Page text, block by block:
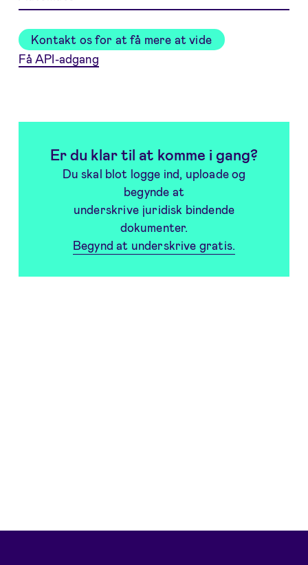
Kontakt os for at få mere at vide
Få API-adgang
Er du klar til at komme i gang?
Du skal blot logge ind, uploade og
begynde at
underskrive juridisk bindende
dokumenter.
Begynd at underskrive gratis.